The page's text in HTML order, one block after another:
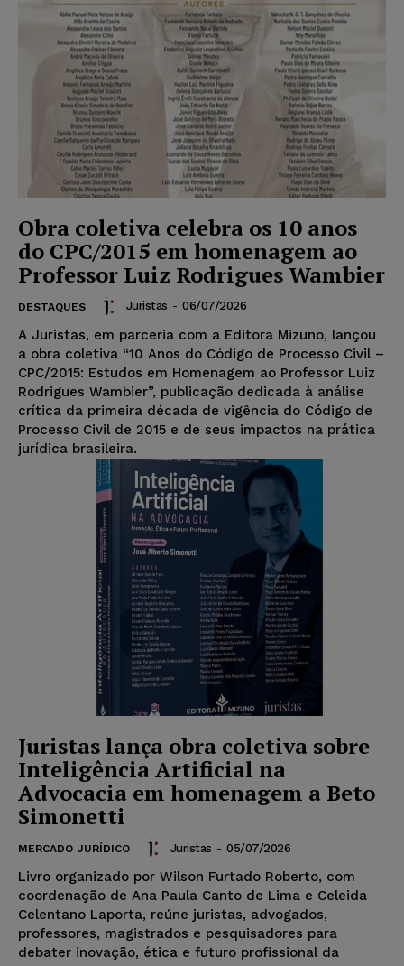
Obra coletiva celebra os 10 anos
do CPC/2015 em homenagem ao
Professor Luiz Rodrigues Wambier
DESTAQUES Juristas - 06/07/2026
A Juristas, em parceria com a Editora Mizuno, lançou
a obra coletiva “10 Anos do Código de Processo Civil –
CPC/2015: Estudos em Homenagem ao Professor Luiz
Rodrigues Wambier”, publicação dedicada à análise
crítica da primeira década de vigência do Código de
Processo Civil de 2015 e de seus impactos na prática
jurídica brasileira.
Juristas lança obra coletiva sobre
Inteligência Artificial na
Advocacia em homenagem a Beto
Simonetti
MERCADO JURÍDICO Juristas - 05/07/2026
Livro organizado por Wilson Furtado Roberto, com
coordenação de Ana Paula Canto de Lima e Celeida
Celentano Laporta, reúne juristas, advogados,
professores, magistrados e pesquisadores para
debater inovação, ética e futuro profissional da